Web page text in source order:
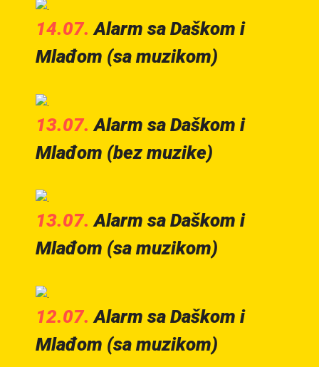
14.07.Alarm sa Daškom i
Mlađom (sa muzikom)
13.07.Alarm sa Daškom i
Mlađom (bez muzike)
13.07.Alarm sa Daškom i
Mlađom (sa muzikom)
12.07.Alarm sa Daškom i
Mlađom (sa muzikom)